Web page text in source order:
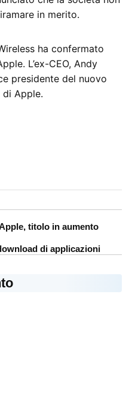
in merito.
ha confermato
L’ex-CEO, Andy
presidente del nuovo
Apple.
titolo in aumento
di applicazioni